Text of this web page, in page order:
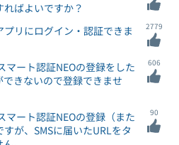
ばよいですか？
プリにログイン・認証できま
2779
マート認証NEOの登録をした
きないので登録できませ
606
マート認証NEOの登録（また
が、SMSに届いたURLをタ
90